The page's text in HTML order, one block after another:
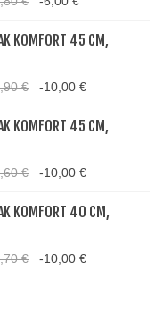
KOMFORT 45 CM,
€ -10,00 €
KOMFORT 45 CM,
€ -10,00 €
KOMFORT 40 CM,
€ -10,00 €